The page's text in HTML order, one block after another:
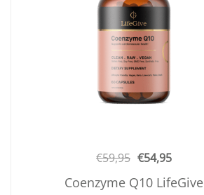
€59,95 €54,95
Coenzyme Q10 LifeGive